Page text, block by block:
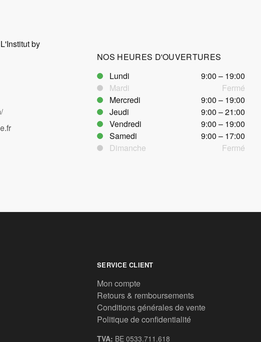
by
NOS HEURES D'OUVERTURES
Lundi
9:00 – 19:00
Mardi
Fermé
Mercredi
9:00 – 19:00
Jeudi
9:00 – 21:00
Vendredi
9:00 – 19:00
Samedi
9:00 – 17:00
Dimanche
Fermé
SERVICE CLIENT
Mon compte
Retours & remboursements
Conditions générales de vente
Politique de confidentialité
TVA: BE 0533.711.618